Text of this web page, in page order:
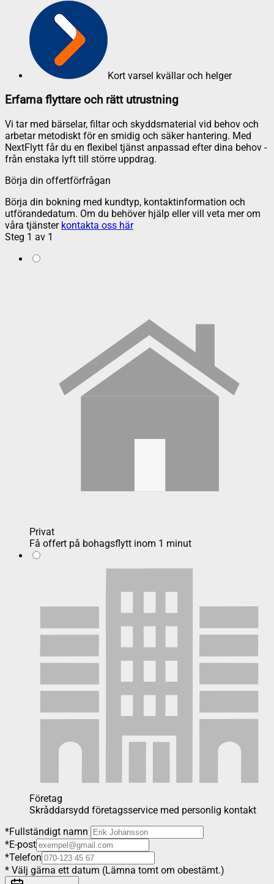
Kort varsel kvällar och helger
Erfarna flyttare och rätt utrustning
Vi tar med bärselar, filtar och skyddsmaterial vid behov och
arbetar metodiskt för en smidig och säker hantering. Med
NextFlytt får du en flexibel tjänst anpassad efter dina behov -
från enstaka lyft till större uppdrag.
Börja din offertförfrågan
Börja din bokning med kundtyp, kontaktinformation och
utförandedatum. Om du behöver hjälp eller vill veta mer om
våra tjänster kontakta oss här
Steg 1 av 1
Privat
Få offert på bohagsflytt inom 1 minut
Företag
Skråddarsydd företagsservice med personlig kontakt
*Fullständigt namn
*E-post
*Telefon
* Välj gärna ett datum (Lämna tomt om obestämt.)